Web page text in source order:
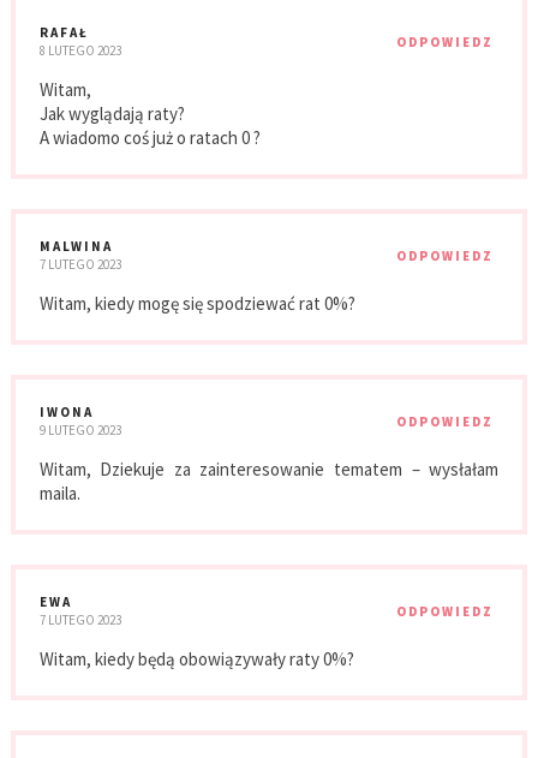
RAFAŁ
8 LUTEGO 2023
ODPOWIEDZ
Witam,
Jak wyglądają raty?
A wiadomo coś już o ratach 0 ?
MALWINA
7 LUTEGO 2023
ODPOWIEDZ
Witam, kiedy mogę się spodziewać rat 0%?
IWONA
9 LUTEGO 2023
ODPOWIEDZ
Witam, Dziekuje za zainteresowanie tematem – wysłałam
maila.
EWA
7 LUTEGO 2023
ODPOWIEDZ
Witam, kiedy będą obowiązywały raty 0%?